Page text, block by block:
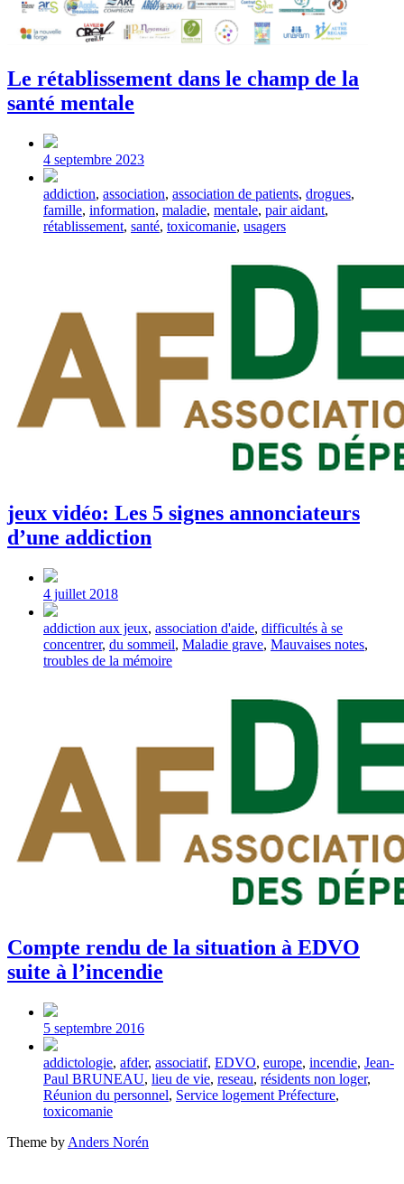
Le rétablissement dans le champ de la
santé mentale
Post
date
4 septembre 2023
Tagged
with
addiction, association, association de patients, drogues,
famille, information, maladie, mentale, pair aidant,
rétablissement, santé, toxicomanie, usagers
jeux vidéo: Les 5 signes annonciateurs
d’une addiction
Post
date
4 juillet 2018
Tagged
with
addiction aux jeux, association d'aide, difficultés à se
concentrer, du sommeil, Maladie grave, Mauvaises notes,
troubles de la mémoire
Compte rendu de la situation à EDVO
suite à l’incendie
Post
date
5 septembre 2016
Tagged
with
addictologie, afder, associatif, EDVO, europe, incendie, Jean-
Paul BRUNEAU, lieu de vie, reseau, résidents non loger,
Réunion du personnel, Service logement Préfecture,
toxicomanie
Theme by Anders Norén